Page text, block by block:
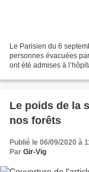
Le Parisien du 6
personnes évacuées
ont été admises à
Le poids de la
nos forêts
Publié le 06/09/2020 à
Par Gir-Vig